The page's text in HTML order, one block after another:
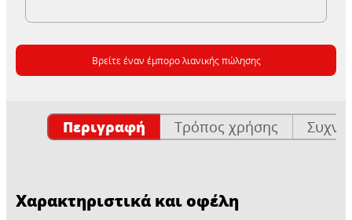
Βρείτε έναν έμπορο λιανικής πώλησης
Περιγραφή Τρόπος χρήσης
Χαρακτηριστικά και οφέλη